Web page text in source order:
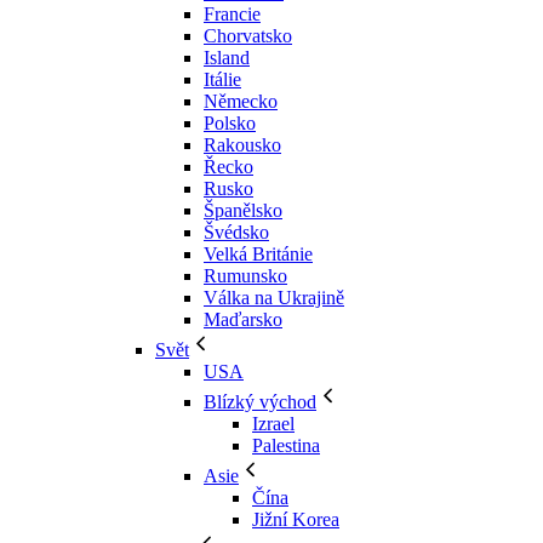
Francie
Chorvatsko
Island
Itálie
Německo
Polsko
Rakousko
Řecko
Rusko
Španělsko
Švédsko
Velká Británie
Rumunsko
Válka na Ukrajině
Maďarsko
Svět
USA
Blízký východ
Izrael
Palestina
Asie
Čína
Jižní Korea